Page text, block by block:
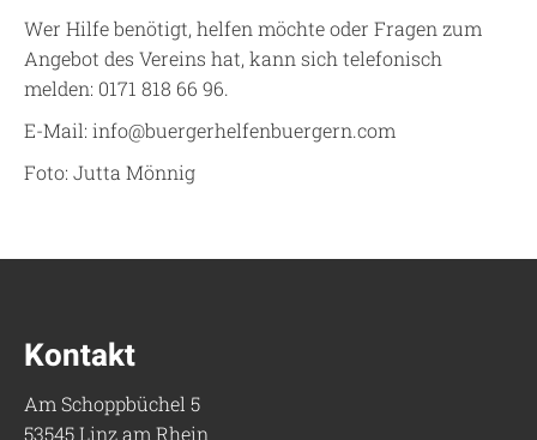
Wer Hilfe benötigt, helfen möchte oder Fragen zum
Angebot des Vereins hat, kann sich telefonisch
melden: 0171 818 66 96.
E-Mail: info@buergerhelfenbuergern.com
Foto: Jutta Mönnig
Kontakt
Am Schoppbüchel 5
53545 Linz am Rhein